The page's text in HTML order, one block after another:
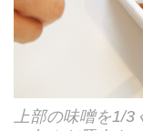
上部の味噌を1/